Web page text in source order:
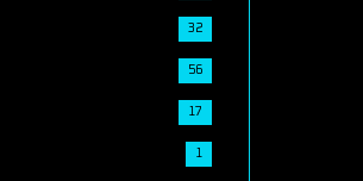
32
56
17
1